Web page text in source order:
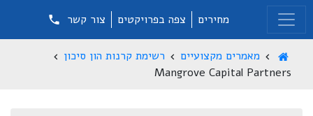
מחירים צפה בפרויקטים צור קשר
מאמרים מקצועיים
רשימת קרנות הון סיכון
Mangrove Capital Partners